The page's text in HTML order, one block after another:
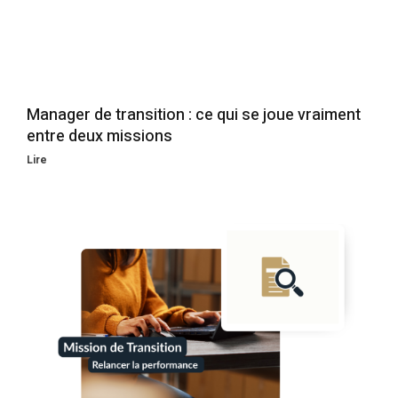
Manager de transition : ce qui se joue vraiment
entre deux missions
Lire